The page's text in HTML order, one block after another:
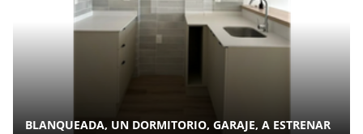
BLANQUEADA, UN DORMITORIO, GARAJE, A ESTRENAR